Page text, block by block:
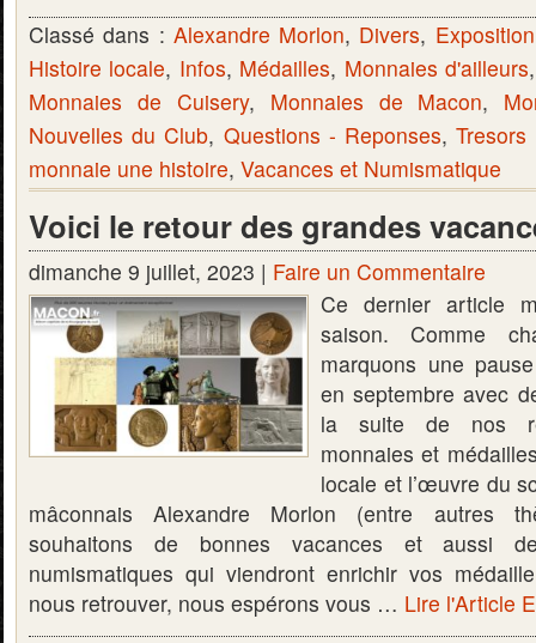
Classé dans : Alexandre Morlon, Divers,
Histoire locale, Infos, Médailles, Monnaies d'ailleurs
Monnaies de Cuisery, Monnaies de Macon,
Nouvelles du Club, Questions - Reponses,
monnaie une histoire, Vacances et Numismatique
Voici le retour des grandes
dimanche 9 juillet, 2023 | Faire un Commentaire
Ce dernier article
saison. Comme
marquons une
en septembre avec
la suite de nos
monnaies et
locale et l’œuvre du
mâconnais Alexandre Morlon (entre autres
souhaitons de bonnes vacances et aussi
numismatiques qui viendront enrichir vos
nous retrouver, nous espérons vous … Lire l'Article